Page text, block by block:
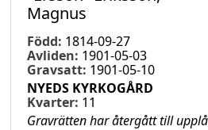
Magnus
Född: 1814-09-27
Avliden: 1901-05-03
Gravsatt: 1901-05-10
NYEDS KYRKOGÅRD
Kvarter: 11
Gravrätten har återgått till